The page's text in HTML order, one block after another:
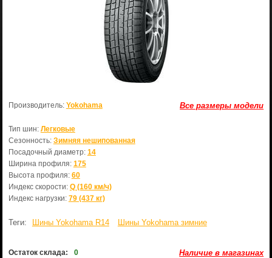
Все размеры модели
Производитель: Yokohama
Тип шин: Легковые
Сезонность: Зимняя нешипованная
Посадочный диаметр: 14
Ширина профиля: 175
Высота профиля: 60
Индекс скорости: Q (160 км/ч)
Индекс нагрузки: 79 (437 кг)
Теги: Шины Yokohama R14 Шины Yokohama зимние
Остаток склада: 0 Наличие в магазинах